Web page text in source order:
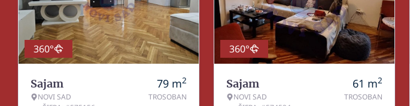
360°
Sajam
NOVI SAD
79 m2
TROSOBAN
360°
Sajam
NOVI SAD
61 m2
TROSOBAN